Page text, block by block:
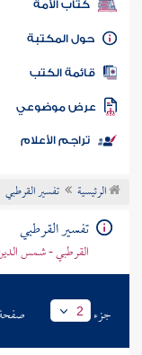
كتاب الأمة
المكتبة
الكتب
موضوعي
تراجم الأعلام
الرئيسية تفسير القرطبي
تفسير القرطبي
القرطبي - شمس
جزء 2